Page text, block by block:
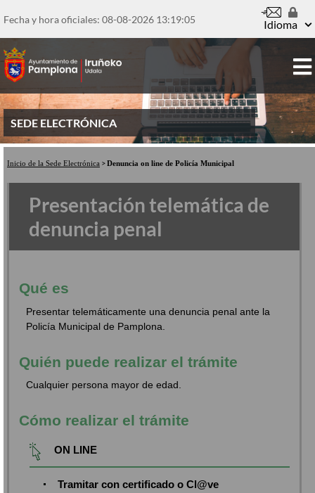
al
principal
Fecha y hora oficiales: 08-08-2026 13:19:06 Idioma
SEDE ELECTRÓNICA
Inicio de la Sede Electrónica Denuncia on line de Policía Municipal
Presentación telemática de
denuncia penal
Qué es
Presentar telemáticamente una denuncia penal ante la
Policía Municipal de Pamplona.
Quién puede realizar el trámite
Cualquier persona mayor de edad.
Cómo realizar el trámite
ON LINE
Tramitar con certificado o Cl@ve